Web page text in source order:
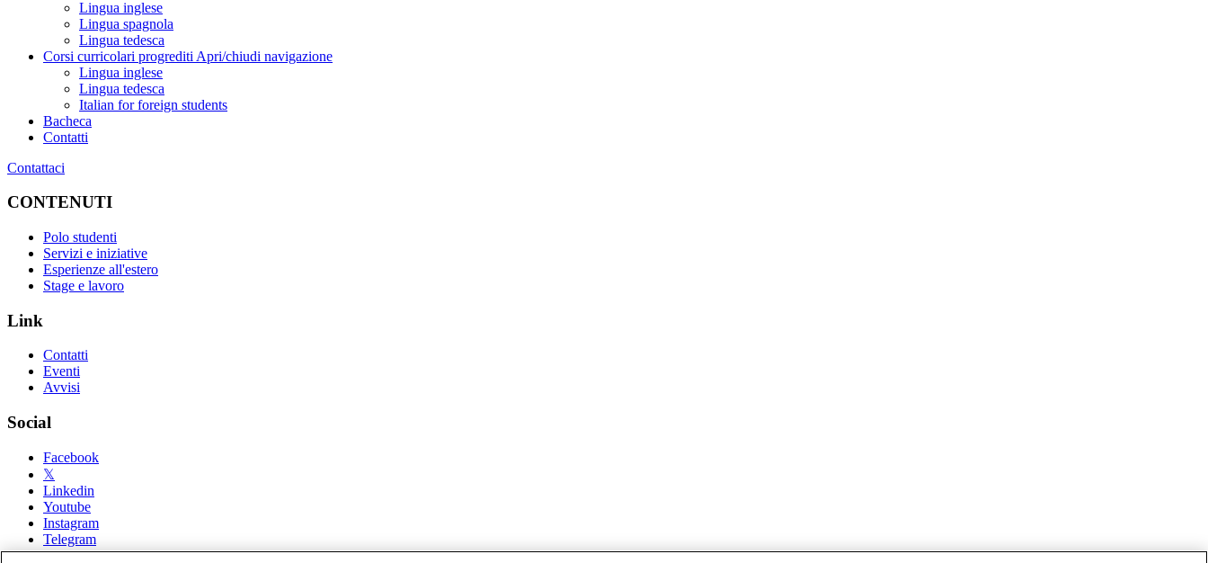
Lingua inglese
Lingua spagnola
Lingua tedesca
Corsi curricolari progrediti Apri/chiudi navigazione
Lingua inglese
Lingua tedesca
Italian for foreign students
Bacheca
Contatti
Contattaci
CONTENUTI
Polo studenti
Servizi e iniziative
Esperienze all'estero
Stage e lavoro
Link
Contatti
Eventi
Avvisi
Social
Facebook
𝕏
Linkedin
Youtube
Instagram
Telegram
Spotify